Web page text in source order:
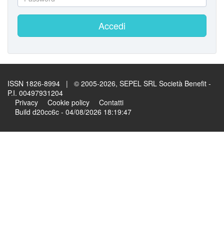
Accedi
ISSN 1826-8994 | © 2005-2026, SEPEL SRL Società Benefit -
P.I. 00497931204
Privacy
Cookie policy
Contatti
Build d20cc6c - 04/08/2026 18:19:47